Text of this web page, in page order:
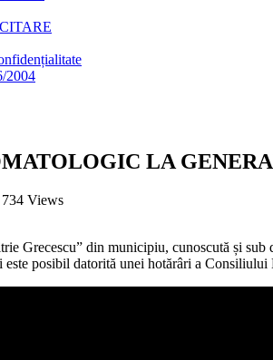
2004
LA
734 Views
Grecescu” din municipiu, cunoscută și
este posibil datorită unei hotărâri a Consiliului